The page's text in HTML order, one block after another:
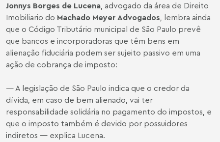
Jonnys Borges de Lucena, advogado da área de Direito
Imobiliario do Machado Meyer Advogados, lembra ainda
que o Código Tributário municipal de São Paulo prevê
que bancos e incorporadoras que têm bens em
alienação fiduciária podem ser sujeito passivo em uma
ação de cobrança de imposto:
— A legislação de São Paulo indica que o credor da
dívida, em caso de bem alienado, vai ter
responsabilidade solidária no pagamento do impostos, e
que o imposto também é devido por possuidores
indiretos — explica Lucena.